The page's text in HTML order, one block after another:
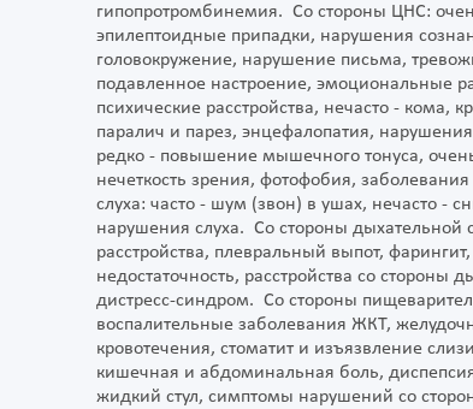
гипопротромбинемия. Со стороны ЦНС:
эпилептоидные припадки, нарушения
головокружение, нарушение письма,
подавленное настроение, эмоциональные
психические расстройства, нечасто -
паралич и парез, энцефалопатия,
редко - повышение мышечного тонуса,
нечеткость зрения, фотофобия,
слуха: часто - шум (звон) в ушах, нечасто -
нарушения слуха. Со стороны
расстройства, плевральный выпот,
недостаточность, расстройства со стороны
дистресс-синдром. Со стороны
воспалительные заболевания ЖКТ,
кровотечения, стоматит и изъязвление
кишечная и абдоминальная боль,
жидкий стул, симптомы нарушений со